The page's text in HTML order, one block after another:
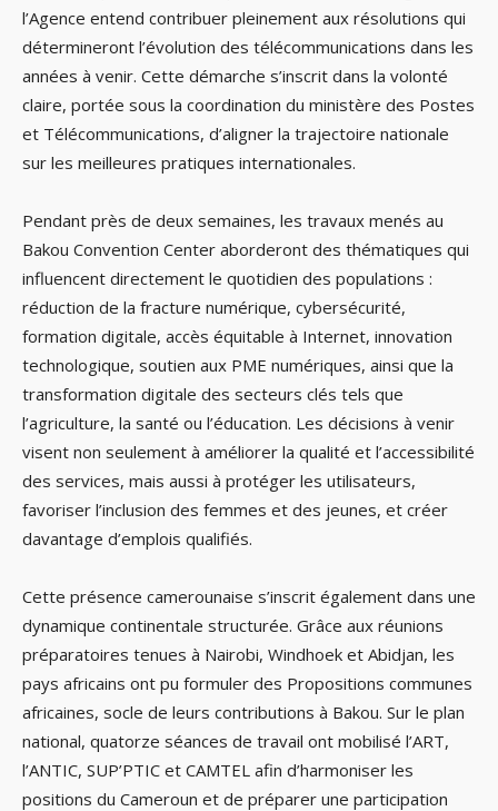
l’Agence entend contribuer pleinement aux résolutions qui
détermineront l’évolution des télécommunications dans les
années à venir. Cette démarche s’inscrit dans la volonté
claire, portée sous la coordination du ministère des Postes
et Télécommunications, d’aligner la trajectoire nationale
sur les meilleures pratiques internationales.
Pendant près de deux semaines, les travaux menés au
Bakou Convention Center aborderont des thématiques qui
influencent directement le quotidien des populations :
réduction de la fracture numérique, cybersécurité,
formation digitale, accès équitable à Internet, innovation
technologique, soutien aux PME numériques, ainsi que la
transformation digitale des secteurs clés tels que
l’agriculture, la santé ou l’éducation. Les décisions à venir
visent non seulement à améliorer la qualité et l’accessibilité
des services, mais aussi à protéger les utilisateurs,
favoriser l’inclusion des femmes et des jeunes, et créer
davantage d’emplois qualifiés.
Cette présence camerounaise s’inscrit également dans une
dynamique continentale structurée. Grâce aux réunions
préparatoires tenues à Nairobi, Windhoek et Abidjan, les
pays africains ont pu formuler des Propositions communes
africaines, socle de leurs contributions à Bakou. Sur le plan
national, quatorze séances de travail ont mobilisé l’ART,
l’ANTIC, SUP’PTIC et CAMTEL afin d’harmoniser les
positions du Cameroun et de préparer une participation